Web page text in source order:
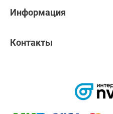
Информация
Контакты